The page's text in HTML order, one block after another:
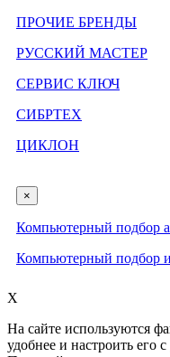
ПРОЧИЕ БРЕНДЫ
РУССКИЙ МАСТЕР
СЕРВИС КЛЮЧ
СИБРТЕХ
ЦИКЛОН
×
Компьютерный подбор
Компьютерный подбор
X
На сайте используются
удобнее и настроить его